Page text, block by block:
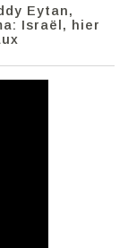
Eytan,
Israël, hier